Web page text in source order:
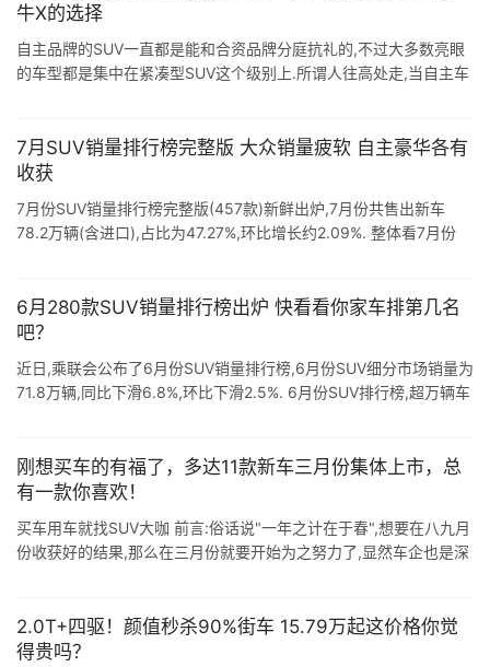
牛X的选择
自主品牌的SUV一直都是能和合资品牌分庭抗礼的,不过大多数亮眼
的车型都是集中在紧凑型SUV这个级别上.所谓人往高处走,当自主车
7月SUV销量排行榜完整版 大众销量疲软 自主豪华各有
收获
7月份SUV销量排行榜完整版(457款)新鲜出炉,7月份共售出新车
78.2万辆(含进口),占比为47.27%,环比增长约2.09%. 整体看7月份
6月280款SUV销量排行榜出炉 快看看你家车排第几名
吧？
近日,乘联会公布了6月份SUV销量排行榜,6月份SUV细分市场销量为
71.8万辆,同比下滑6.8%,环比下滑2.5%. 6月份SUV排行榜,超万辆车
刚想买车的有福了，多达11款新车三月份集体上市，总
有一款你喜欢！
买车用车就找SUV大咖 前言:俗话说"一年之计在于春",想要在八九月
份收获好的结果,那么在三月份就要开始为之努力了,显然车企也是深
2.0T+四驱！颜值秒杀90%街车 15.79万起这价格你觉
得贵吗？